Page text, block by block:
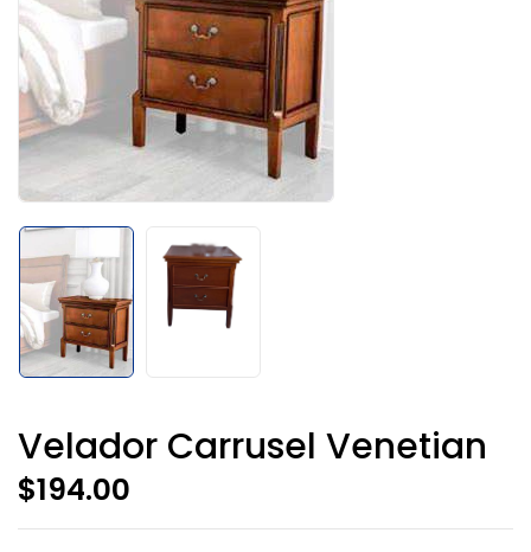
Velador Carrusel Venetian
$194.00